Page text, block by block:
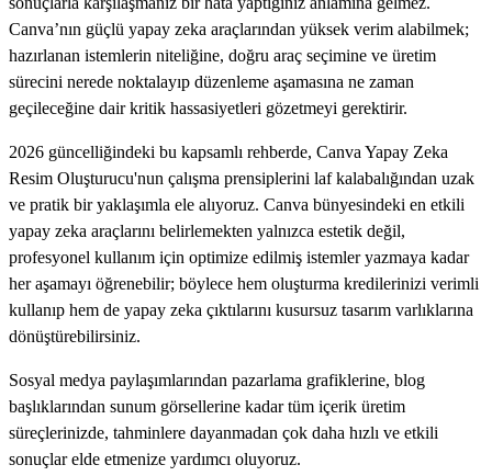
Canva’nın güçlü yapay zeka araçlarından yüksek verim alabilmek;
hazırlanan istemlerin niteliğine, doğru araç seçimine ve üretim
sürecini nerede noktalayıp düzenleme aşamasına ne zaman
geçileceğine dair kritik hassasiyetleri gözetmeyi gerektirir.
2026 güncelliğindeki bu kapsamlı rehberde, Canva Yapay Zeka
Resim Oluşturucu'nun çalışma prensiplerini laf kalabalığından uzak
ve pratik bir yaklaşımla ele alıyoruz. Canva bünyesindeki en etkili
yapay zeka araçlarını belirlemekten yalnızca estetik değil,
profesyonel kullanım için optimize edilmiş istemler yazmaya kadar
her aşamayı öğrenebilir; böylece hem oluşturma kredilerinizi verimli
kullanıp hem de yapay zeka çıktılarını kusursuz tasarım varlıklarına
dönüştürebilirsiniz.
Sosyal medya paylaşımlarından pazarlama grafiklerine, blog
başlıklarından sunum görsellerine kadar tüm içerik üretim
süreçlerinizde, tahminlere dayanmadan çok daha hızlı ve etkili
sonuçlar elde etmenize yardımcı oluyoruz.